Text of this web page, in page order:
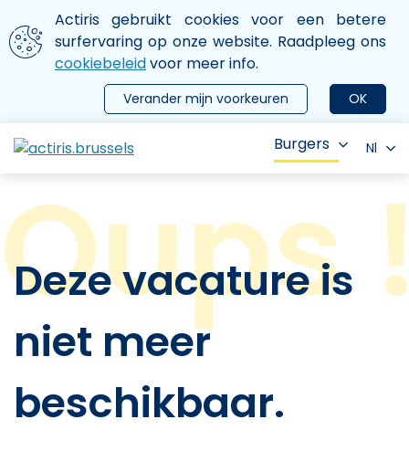
Aller au contenu principal
We gebruiken cookies
Actiris gebruikt cookies voor een betere
surfervaring op onze website. Raadpleeg ons
cookiebeleidvoor meer info.
OK
Verander mijn voorkeuren
le menu
Burgers Nl
Deze vacature is
niet meer
beschikbaar.